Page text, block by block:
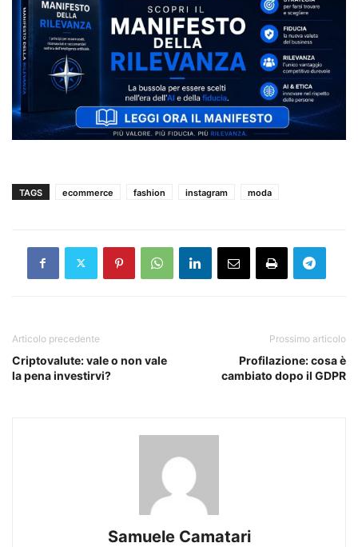
TAGS ecommerce fashion instagram moda
Articolo precedente
Criptovalute: vale o non vale
la pena investirvi?
Prossimo articolo
Profilazione: cosa è
cambiato dopo il GDPR
Samuele Camatari